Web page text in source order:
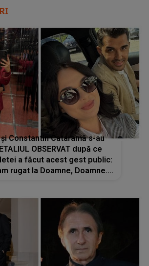
Constantin Cataramă s-au
OBSERVAT după ce
a făcut acest gest public:
rugat la Doamne, Doamne.